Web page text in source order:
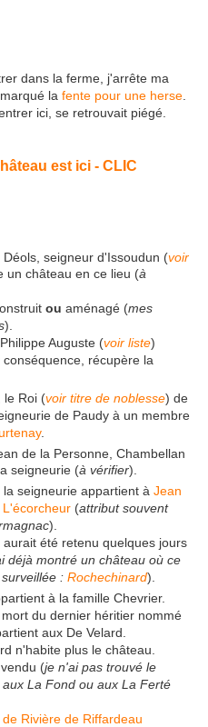
dans la ferme, j'arrête ma
la fente pour une herse
ici, se retrouvait piégé.
est ici - CLIC
seigneur d'Issoudun (voir
un château en ce lieu (à
ou aménagé (mes
).
Auguste (voir liste)
récupère la
le Roi (voir titre de noblesse) de
de Paudy à un membre
.
de la Personne, Chambellan
seigneurie (à vérifier).
la seigneurie appartient à Jean
L'écorcheur (attribut souvent
).
aurait été retenu quelques jours
déjà montré un château où ce
: Rochechinard).
à la famille Chevrier.
du dernier héritier nommé
aux De Velard.
n'habite plus le château.
(je n'ai pas trouvé le
La Fond ou aux La Ferté
Rivière de Riffardeau